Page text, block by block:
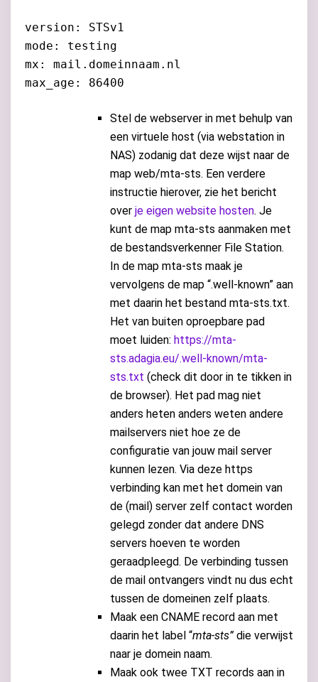
version: STSv1
mode: testing
mx: mail.domeinnaam.nl
max_age: 86400
Stel de webserver in met behulp van
een virtuele host (via webstation in
NAS) zodanig dat deze wijst naar de
map web/mta-sts. Een verdere
instructie hierover, zie het bericht
over je eigen website hosten. Je
kunt de map mta-sts aanmaken met
de bestandsverkenner File Station.
In de map mta-sts maak je
vervolgens de map “.well-known” aan
met daarin het bestand mta-sts.txt.
Het van buiten oproepbare pad
moet luiden: https://mta-
sts.adagia.eu/.well-known/mta-
sts.txt (check dit door in te tikken in
de browser). Het pad mag niet
anders heten anders weten andere
mailservers niet hoe ze de
configuratie van jouw mail server
kunnen lezen. Via deze https
verbinding kan met het domein van
de (mail) server zelf contact worden
gelegd zonder dat andere DNS
servers hoeven te worden
geraadpleegd. De verbinding tussen
de mail ontvangers vindt nu dus echt
tussen de domeinen zelf plaats.
Maak een CNAME record aan met
daarin het label “mta-sts”die verwijst
naar je domein naam.
Maak ook twee TXT records aan in